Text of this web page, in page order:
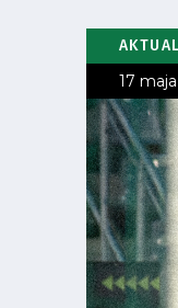
Fundacja
Biznes
Sklep
Trybuny
17